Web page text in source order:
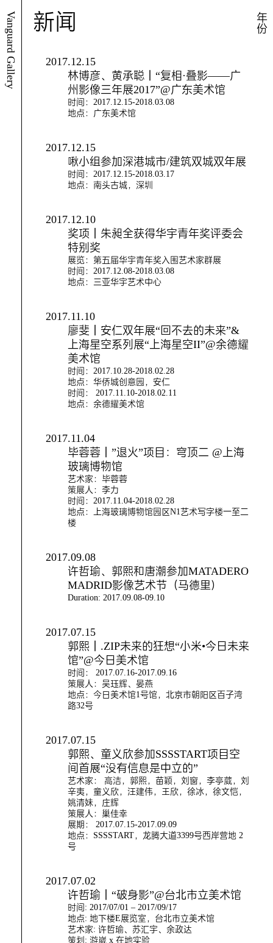
Vanguard Gallery 年份
新闻
2017.12.15
林博彦、黄承聪｜“复相·叠影——广
州影像三年展2017”@广东美术馆
时间：2017.12.15-2018.03.08
地点：广东美术馆
2017.12.15
啾小组参加深港城市/建筑双城双年展
时间：2017.12.15-2018.03.17
地点：南头古城，深圳
2017.12.10
奖项｜朱昶全获得华宇青年奖评委会
特别奖
展览：第五届华宇青年奖入围艺术家群展
时间：2017.12.08-2018.03.08
地点：三亚华宇艺术中心
2017.11.10
廖斐｜安仁双年展“回不去的未来”&
上海星空系列展“上海星空II”@余德耀
美术馆
时间：2017.10.28-2018.02.28
地点：华侨城创意园，安仁
时间： 2017.11.10-2018.02.11
地点：余德耀美术馆
2017.11.04
毕蓉蓉｜”退火”项目：穹顶二 @上海
玻璃博物馆
艺术家：毕蓉蓉
策展人：李力
时间：2017.11.04-2018.02.28
地点：上海玻璃博物馆园区N1艺术写字楼一至二
楼
2017.09.08
许哲瑜、郭熙和唐潮参加MATADERO
MADRID影像艺术节（马德里）
Duration: 2017.09.08-09.10
2017.07.15
郭熙｜.ZIP未来的狂想“小米•今日未来
馆”@今日美术馆
时间： 2017.07.16-2017.09.16
策展人：吴珏辉、晏燕
地点：今日美术馆1号馆，北京市朝阳区百子湾
路32号
2017.07.15
郭熙、童义欣参加SSSSTART项目空
间首展“没有信息是中立的”
艺术家： 高洁，郭熙，苗颖，刘窗，李亭葳，刘
辛夷，童义欣，汪建伟，王欣，徐冰，徐文恺，
姚清妹，庄辉
策展人：巢佳幸
展期： 2017.07.15-2017.09.09
地点：SSSSTART，龙腾大道3399号西岸营地 2
号
2017.07.02
许哲瑜｜“破身影”@台北市立美术馆
时间: 2017/07/01 – 2017/09/17
地点: 地下楼E展览室，台北市立美术馆
艺术家: 许哲瑜、苏汇宇、余政达
策划: 游崴 x 在地实验